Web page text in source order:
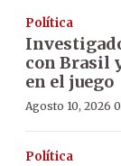
Política
con Brasil
en el juego
Agosto 10, 2026
Política